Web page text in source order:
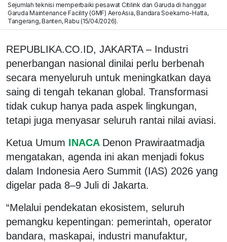
Sejumlah teknisi memperbaiki pesawat Citilink dan Garuda di hanggar
Garuda Maintenance Facility (GMF) AeroAsia, Bandara Soekarno-Hatta,
Tangerang, Banten, Rabu (15/04/2026).
REPUBLIKA.CO.ID, JAKARTA – Industri
penerbangan nasional dinilai perlu berbenah
secara menyeluruh untuk meningkatkan daya
saing di tengah tekanan global. Transformasi
tidak cukup hanya pada aspek lingkungan,
tetapi juga menyasar seluruh rantai nilai aviasi.
Ketua Umum INACA Denon Prawiraatmadja
mengatakan, agenda ini akan menjadi fokus
dalam Indonesia Aero Summit (IAS) 2026 yang
digelar pada 8–9 Juli di Jakarta.
“Melalui pendekatan ekosistem, seluruh
pemangku kepentingan: pemerintah, operator
bandara, maskapai, industri manufaktur,